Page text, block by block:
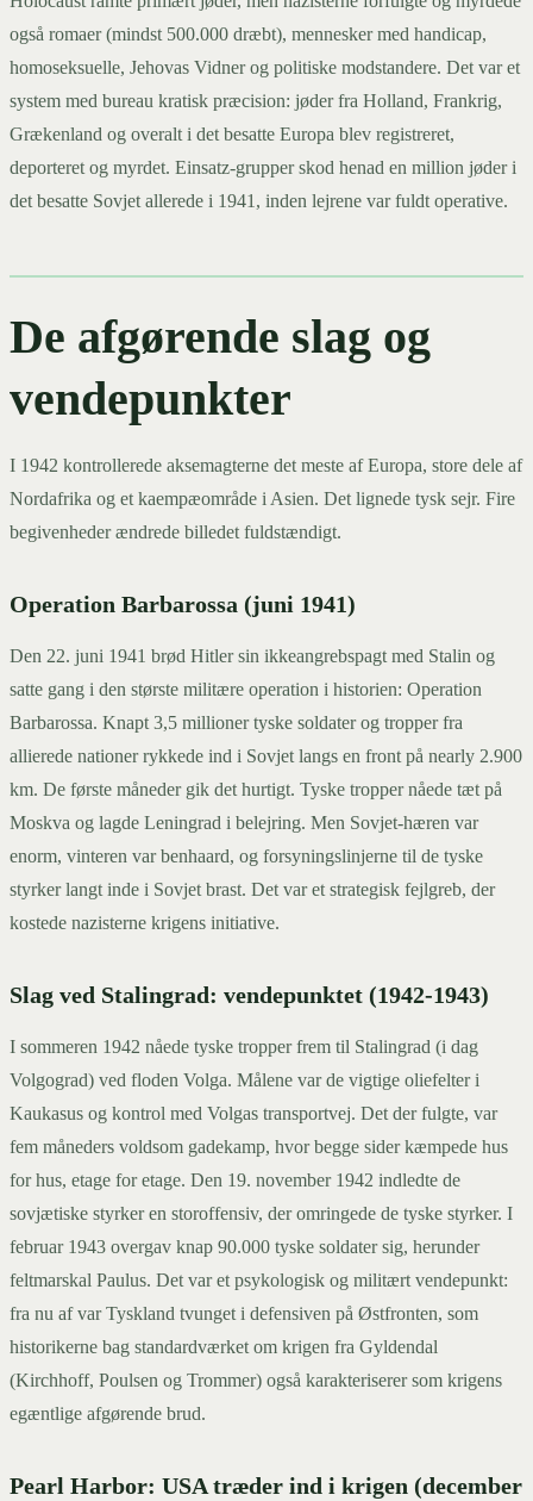
også romaer (mindst 500.000 dræbt), mennesker med handicap,
homoseksuelle, Jehovas Vidner og politiske modstandere. Det var et
system med bureau kratisk præcision: jøder fra Holland, Frankrig,
Grækenland og overalt i det besatte Europa blev registreret,
deporteret og myrdet. Einsatz-grupper skod henad en million jøder i
det besatte Sovjet allerede i 1941, inden lejrene var fuldt operative.
De afgørende slag og
vendepunkter
I 1942 kontrollerede aksemagterne det meste af Europa, store dele af
Nordafrika og et kaempæområde i Asien. Det lignede tysk sejr. Fire
begivenheder ændrede billedet fuldstændigt.
Operation Barbarossa (juni 1941)
Den 22. juni 1941 brød Hitler sin ikkeangrebspagt med Stalin og
satte gang i den største militære operation i historien: Operation
Barbarossa. Knapt 3,5 millioner tyske soldater og tropper fra
allierede nationer rykkede ind i Sovjet langs en front på nearly 2.900
km. De første måneder gik det hurtigt. Tyske tropper nåede tæt på
Moskva og lagde Leningrad i belejring. Men Sovjet-hæren var
enorm, vinteren var benhaard, og forsyningslinjerne til de tyske
styrker langt inde i Sovjet brast. Det var et strategisk fejlgreb, der
kostede nazisterne krigens initiative.
Slag ved Stalingrad: vendepunktet (1942-1943)
I sommeren 1942 nåede tyske tropper frem til Stalingrad (i dag
Volgograd) ved floden Volga. Målene var de vigtige oliefelter i
Kaukasus og kontrol med Volgas transportvej. Det der fulgte, var
fem måneders voldsom gadekamp, hvor begge sider kæmpede hus
for hus, etage for etage. Den 19. november 1942 indledte de
sovjætiske styrker en storoffensiv, der omringede de tyske styrker. I
februar 1943 overgav knap 90.000 tyske soldater sig, herunder
feltmarskal Paulus. Det var et psykologisk og militært vendepunkt:
fra nu af var Tyskland tvunget i defensiven på Østfronten, som
historikerne bag standardværket om krigen fra Gyldendal
(Kirchhoff, Poulsen og Trommer) også karakteriserer som krigens
egæntlige afgørende brud.
Pearl Harbor: USA træder ind i krigen (december